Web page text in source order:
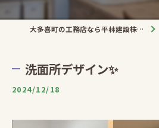
大多喜町の工務店なら平林建設株式会社
洗面所デザイン✨
2024/12/18